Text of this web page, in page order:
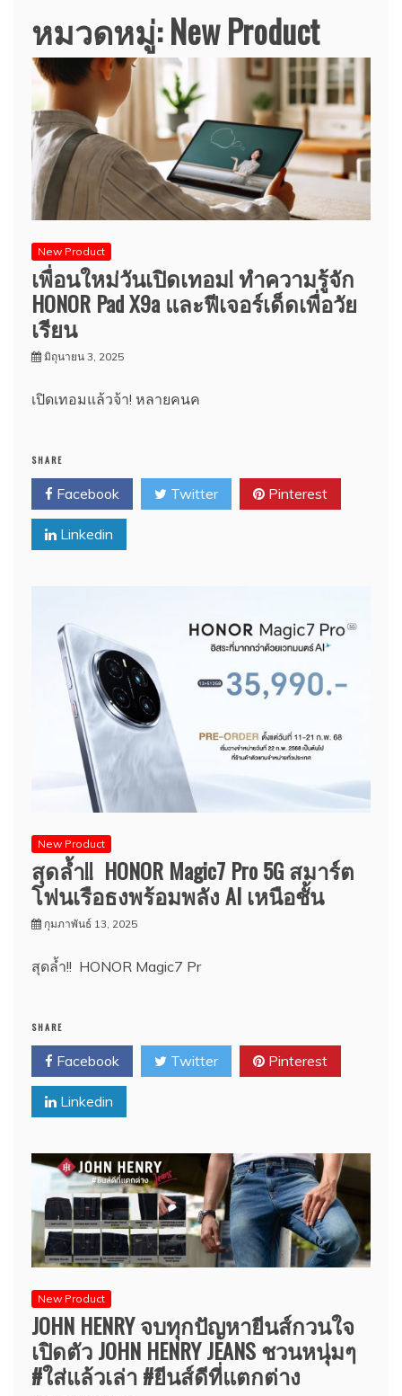
หมวดหมู่:New Product
New Product
เพื่อนใหม่วันเปิดเทอม! ทำความรู้จัก
HONOR Pad X9a และฟีเจอร์เด็ดเพื่อวัย
เรียน
มิถุนายน 3, 2025
​เปิดเทอมแล้วจ้า! หลายคนค
SHARE
Facebook Twitter Pinterest
Linkedin
New Product
สุดล้ำ!! HONOR Magic7 Pro 5G สมาร์ต
โฟนเรือธงพร้อมพลัง AI เหนือชั้น
กุมภาพันธ์ 13, 2025
สุดล้ำ!! HONOR Magic7 Pr
SHARE
Facebook Twitter Pinterest
Linkedin
New Product
JOHN HENRY จบทุกปัญหายีนส์กวนใจ
เปิดตัว JOHN HENRY JEANS ชวนหนุ่มๆ
#ใส่แล้วเล่า #ยีนส์ดีที่แตกต่าง